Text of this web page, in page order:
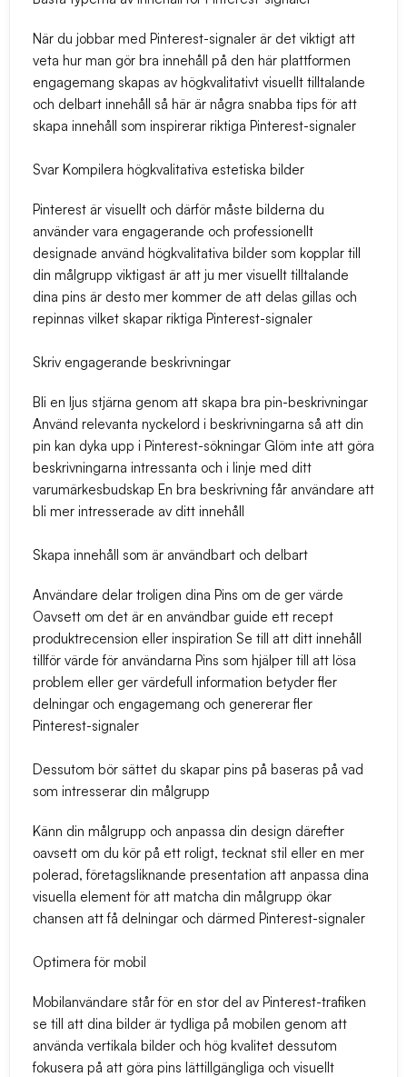
När du jobbar med Pinterest-signaler är det viktigt att
veta hur man gör bra innehåll på den här plattformen
engagemang skapas av högkvalitativt visuellt tilltalande
och delbart innehåll så här är några snabba tips för att
skapa innehåll som inspirerar riktiga Pinterest-signaler
Svar Kompilera högkvalitativa estetiska bilder
Pinterest är visuellt och därför måste bilderna du
använder vara engagerande och professionellt
designade använd högkvalitativa bilder som kopplar till
din målgrupp viktigast är att ju mer visuellt tilltalande
dina pins är desto mer kommer de att delas gillas och
repinnas vilket skapar riktiga Pinterest-signaler
Skriv engagerande beskrivningar
Bli en ljus stjärna genom att skapa bra pin-beskrivningar
Använd relevanta nyckelord i beskrivningarna så att din
pin kan dyka upp i Pinterest-sökningar Glöm inte att göra
beskrivningarna intressanta och i linje med ditt
varumärkesbudskap En bra beskrivning får användare att
bli mer intresserade av ditt innehåll
Skapa innehåll som är användbart och delbart
Användare delar troligen dina Pins om de ger värde
Oavsett om det är en användbar guide ett recept
produktrecension eller inspiration Se till att ditt innehåll
tillför värde för användarna Pins som hjälper till att lösa
problem eller ger värdefull information betyder fler
delningar och engagemang och genererar fler
Pinterest-signaler
Dessutom bör sättet du skapar pins på baseras på vad
som intresserar din målgrupp
Känn din målgrupp och anpassa din design därefter
oavsett om du kör på ett roligt, tecknat stil eller en mer
polerad, företagsliknande presentation att anpassa dina
visuella element för att matcha din målgrupp ökar
chansen att få delningar och därmed Pinterest-signaler
Optimera för mobil
Mobilanvändare står för en stor del av Pinterest-trafiken
se till att dina bilder är tydliga på mobilen genom att
använda vertikala bilder och hög kvalitet dessutom
fokusera på att göra pins lättillgängliga och visuellt